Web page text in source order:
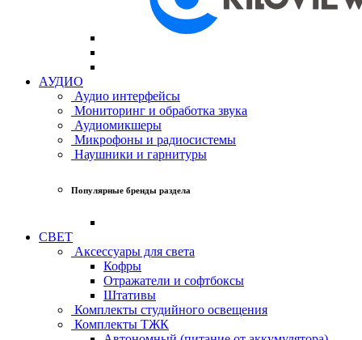
АУДИО
Аудио интерфейсы
Мониторинг и обработка звука
Аудиомикшеры
Микрофоны и радиосистемы
Наушники и гарнитуры
Популярные бренды раздела
СВЕТ
Аксессуары для света
Кофры
Отражатели и софтбоксы
Штативы
Комплекты студийного освещения
Комплекты ТЖК